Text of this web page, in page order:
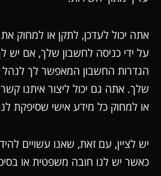
אתה יכול לעדכן, לתקן או למחוק
על ידי כניסה לחשבון שלך, אם יש
הגדרות החשבון המאפשר לך
שלך. אתה גם יכול ליצור איתנו
או למחוק כל מידע אישי שסיפקת
יש לציין, עם זאת, שאנו עשויים
כאשר יש לנו חובה משפטית או